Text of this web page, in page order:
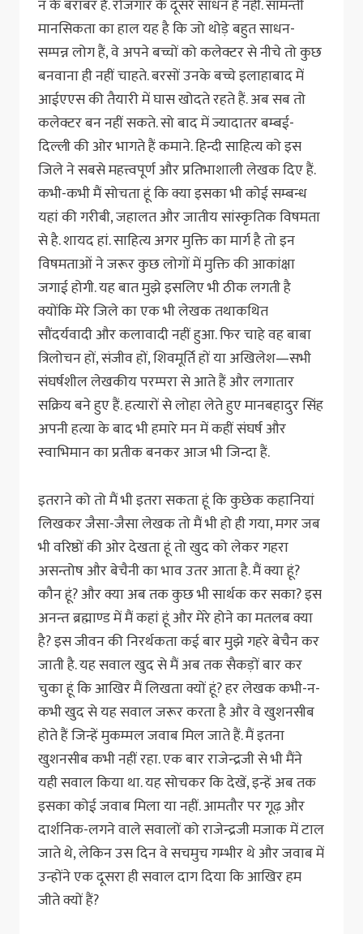
न के बराबर हैं. रोजगार के दूसरे साधन हैं नहीं. सामन्ती
मानसिकता का हाल यह है कि जो थोड़े बहुत साधन-
सम्पन्न लोग हैं, वे अपने बच्चों को कलेक्टर से नीचे तो कुछ
बनवाना ही नहीं चाहते. बरसों उनके बच्चे इलाहाबाद में
आईएएस की तैयारी में घास खोदते रहते हैं. अब सब तो
कलेक्टर बन नहीं सकते. सो बाद में ज्यादातर बम्बई-
दिल्ली की ओर भागते हैं कमाने. हिन्दी साहित्य को इस
जिले ने सबसे महत्त्वपूर्ण और प्रतिभाशाली लेखक दिए हैं.
कभी-कभी मैं सोचता हूं कि क्या इसका भी कोई सम्बन्ध
यहां की गरीबी, जहालत और जातीय सांस्कृतिक विषमता
से है. शायद हां. साहित्य अगर मुक्ति का मार्ग है तो इन
विषमताओं ने जरूर कुछ लोगों में मुक्ति की आकांक्षा
जगाई होगी. यह बात मुझे इसलिए भी ठीक लगती है
क्योंकि मेरे जिले का एक भी लेखक तथाकथित
सौंदर्यवादी और कलावादी नहीं हुआ. फिर चाहे वह बाबा
त्रिलोचन हों, संजीव हों, शिवमूर्ति हों या अखिलेश—सभी
संघर्षशील लेखकीय परम्परा से आते हैं और लगातार
सक्रिय बने हुए हैं. हत्यारों से लोहा लेते हुए मानबहादुर सिंह
अपनी हत्या के बाद भी हमारे मन में कहीं संघर्ष और
स्वाभिमान का प्रतीक बनकर आज भी जिन्दा हैं.
इतराने को तो मैं भी इतरा सकता हूं कि कुछेक कहानियां
लिखकर जैसा-जैसा लेखक तो मैं भी हो ही गया, मगर जब
भी वरिष्ठों की ओर देखता हूं तो खुद को लेकर गहरा
असन्तोष और बेचैनी का भाव उतर आता है. मैं क्या हूं?
कौन हूं? और क्या अब तक कुछ भी सार्थक कर सका? इस
अनन्त ब्रह्माण्ड में मैं कहां हूं और मेरे होने का मतलब क्या
है? इस जीवन की निरर्थकता कई बार मुझे गहरे बेचैन कर
जाती है. यह सवाल खुद से मैं अब तक सैकड़ों बार कर
चुका हूं कि आखिर मैं लिखता क्यों हूं? हर लेखक कभी-न-
कभी खुद से यह सवाल जरूर करता है और वे खुशनसीब
होते हैं जिन्हें मुकम्मल जवाब मिल जाते हैं. मैं इतना
खुशनसीब कभी नहीं रहा. एक बार राजेन्द्रजी से भी मैंने
यही सवाल किया था. यह सोचकर कि देखें, इन्हें अब तक
इसका कोई जवाब मिला या नहीं. आमतौर पर गूढ़ और
दार्शनिक-लगने वाले सवालों को राजेन्द्रजी मजाक में टाल
जाते थे, लेकिन उस दिन वे सचमुच गम्भीर थे और जवाब में
उन्होंने एक दूसरा ही सवाल दाग दिया कि आखिर हम
जीते क्यों हैं?